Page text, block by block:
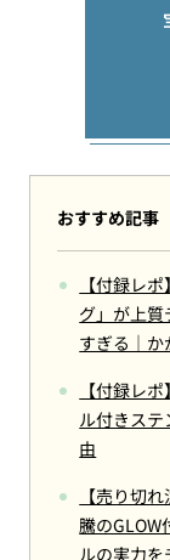
おすすめ記事
【付録レ
グ」が上
すぎる｜
【付録レ
ル付きス
由
【売り切
騰のGLOW
ルの実力を